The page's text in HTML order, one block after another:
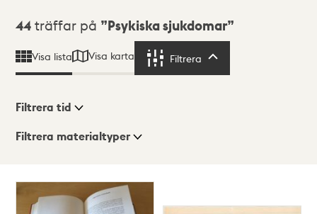
Sökresultat
44 träffar på Psykiska sjukdomar
Visa lista Visa karta Filtrera
Visningsläge
Lista
Karta
Filtrera tid
Filtrera materialtyper
träffar